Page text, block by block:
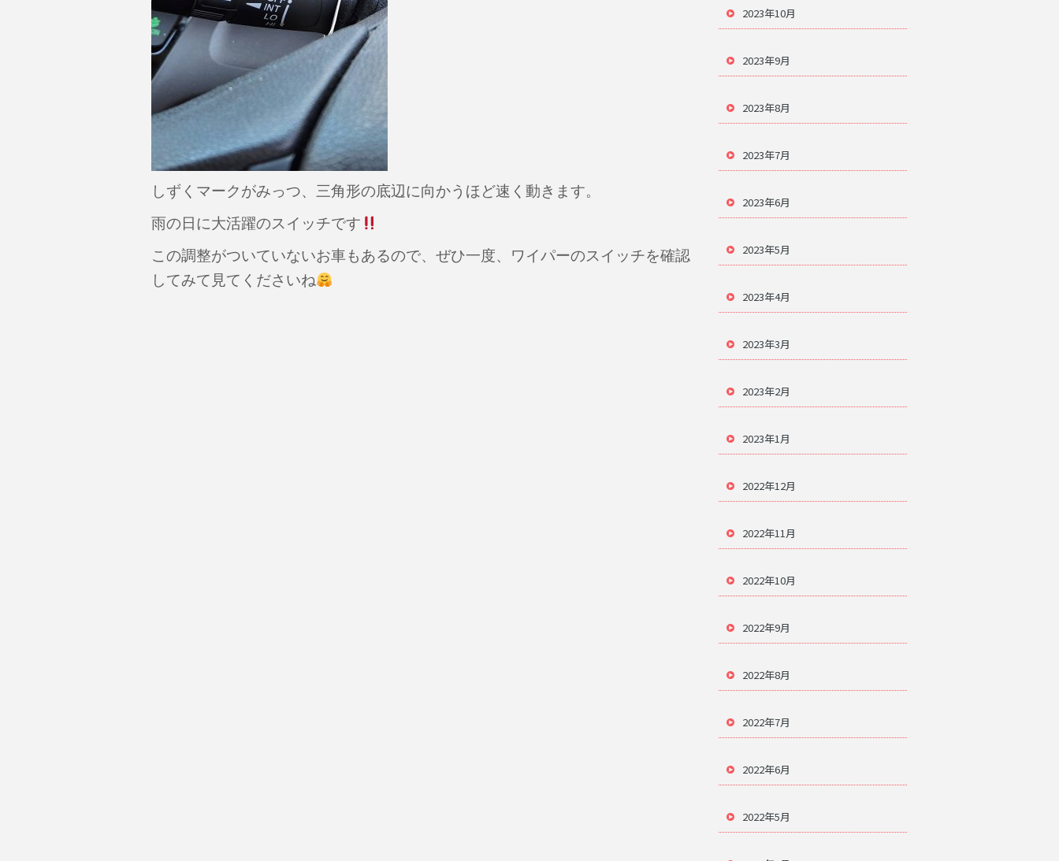
しずくマークがみっつ、三角形の底辺に向かうほど速く動きます。
雨の日に大活躍のスイッチです
この調整がついていないお車もあるので、ぜひ一度、ワイパーのスイッチを確認
してみて見てくださいね
2023年10月
2023年9月
2023年8月
2023年7月
2023年6月
2023年5月
2023年4月
2023年3月
2023年2月
2023年1月
2022年12月
2022年11月
2022年10月
2022年9月
2022年8月
2022年7月
2022年6月
2022年5月